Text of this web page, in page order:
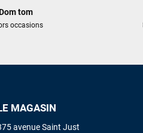
tom
occasions
MAGASIN
avenue Saint Just